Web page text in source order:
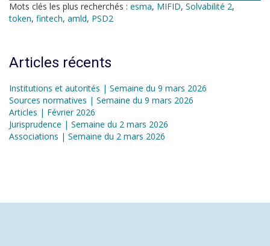
Mots clés les plus recherchés : esma, MIFID, Solvabilité 2,
token, fintech, amld, PSD2
Articles récents
Institutions et autorités | Semaine du 9 mars 2026
Sources normatives | Semaine du 9 mars 2026
Articles | Février 2026
Jurisprudence | Semaine du 2 mars 2026
Associations | Semaine du 2 mars 2026